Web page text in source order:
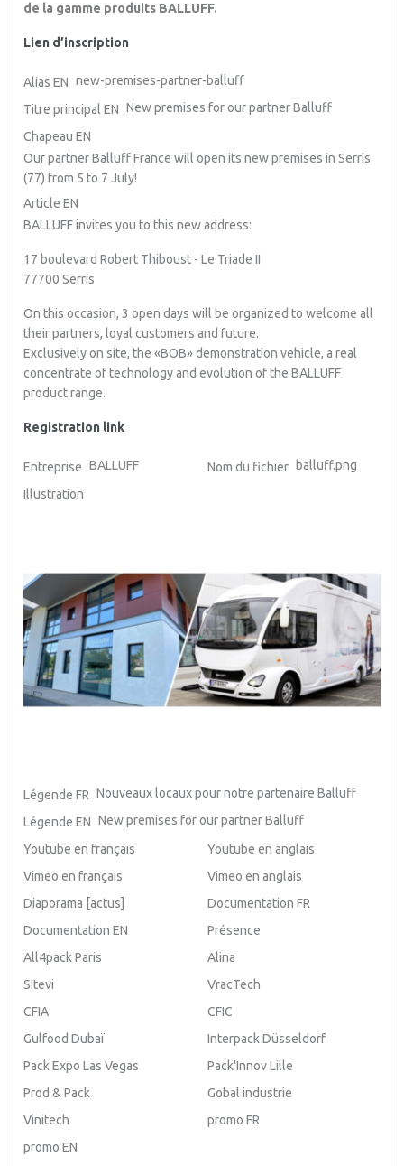
de la gamme produits BALLUFF.
Lien d’inscription
Alias EN new-premises-partner-balluff
Titre principal EN New premises for our partner Balluff
Chapeau EN
Our partner Balluff France will open its new premises in Serris
(77) from 5 to 7 July!
Article EN
BALLUFF invites you to this new address:
17 boulevard Robert Thiboust - Le Triade II
77700 Serris
On this occasion, 3 open days will be organized to welcome all
their partners, loyal customers and future.
Exclusively on site, the «BOB» demonstration vehicle, a real
concentrate of technology and evolution of the BALLUFF
product range.
Registration link
Entreprise BALLUFF Nom du fichier
balluff.png
Illustration
Légende FR Nouveaux locaux pour notre partenaire Balluff
Légende EN New premises for our partner Balluff
Youtube en français
Youtube en anglais
Vimeo en français
Vimeo en anglais
Diaporama [actus]
Documentation FR
Documentation EN
Présence
All4pack Paris
Alina
Sitevi
VracTech
CFIA
CFIC
Gulfood Dubaï
Interpack Düsseldorf
Pack Expo Las Vegas
Pack'Innov Lille
Prod & Pack
Gobal industrie
Vinitech
promo FR
promo EN